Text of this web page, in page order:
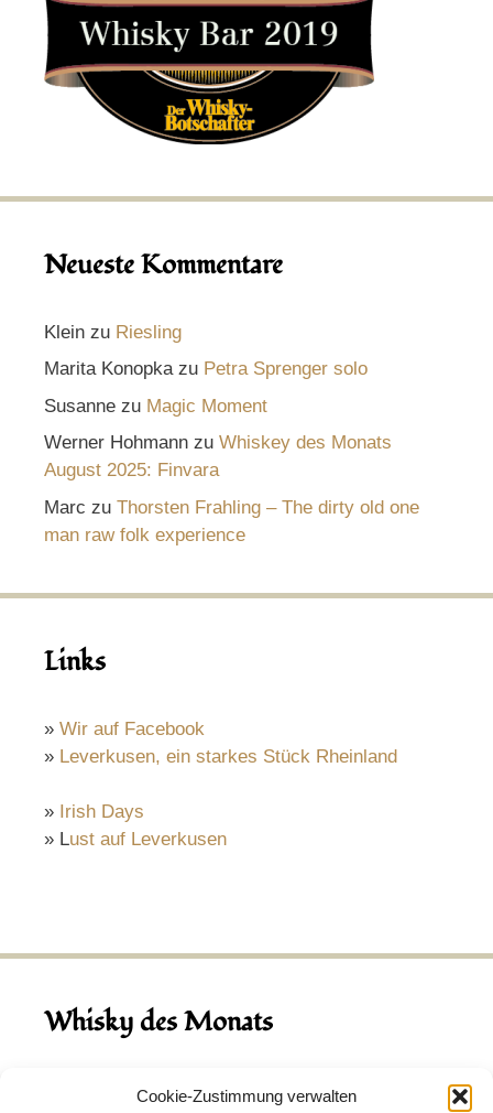
Cookie-Zustimmung verwalten
Neueste Kommentare
Klein zu Riesling
Marita Konopkazu Petra Sprenger solo
Susanne zu Magic Moment
Werner Hohmann zu Whiskey des Monats
August 2025: Finvara
Marc zu Thorsten Frahling – The dirty old one
man raw folk experience
Links
» Wir auf Facebook
» Leverkusen, ein starkes Stück Rheinland
» Irish Days
» Lust auf Leverkusen
Whisky des Monats
August 2026